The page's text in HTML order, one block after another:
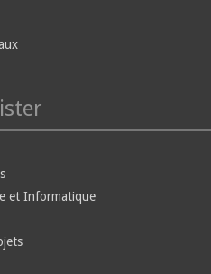
et Informatique